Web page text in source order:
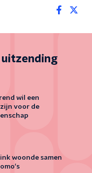
uitzending
wil een
voor de
woonde samen